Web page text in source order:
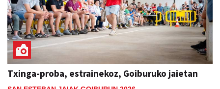
Txinga-proba, estrainekoz, Goiburuko jaietan